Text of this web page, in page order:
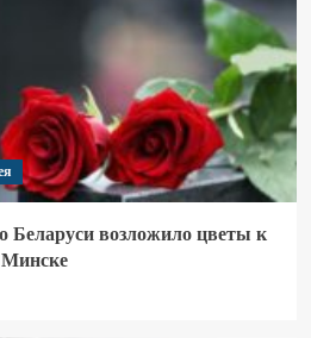
Беларуси возложило цветы к